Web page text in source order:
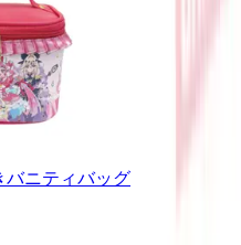
バニティバッグ